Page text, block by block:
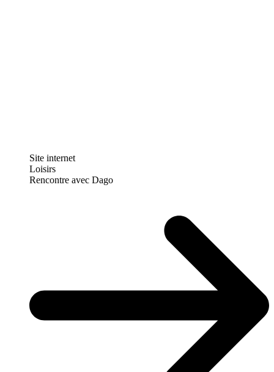
Site internet
Loisirs
Rencontre avec Dago